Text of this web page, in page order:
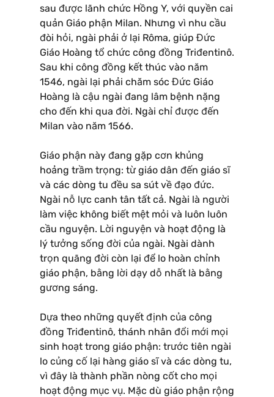
sau được lãnh chức Hồng Y, với quyền cai
quản Giáo phận Milan. Nhưng vì nhu cầu
đòi hỏi, ngài phải ở lại Rôma, giúp Đức
Giáo Hoàng tổ chức công đồng Triđentinô.
Sau khi công đồng kết thúc vào năm
1546, ngài lại phải chăm sóc Đức Giáo
Hoàng là cậu ngài đang lâm bệnh nặng
cho đến khi qua đời. Ngài chỉ được đến
Milan vào năm 1566.
Giáo phận này đang gặp cơn khủng
hoảng trầm trọng: từ giáo dân đến giáo sĩ
và các dòng tu đều sa sút về đạo đức.
Ngài nỗ lực canh tân tất cả. Ngài là người
làm việc không biết mệt mỏi và luôn luôn
cầu nguyện. Lời nguyện và hoạt động là
lý tưởng sống đời của ngài. Ngài dành
trọn quãng đời còn lại để lo hoàn chỉnh
giáo phận, bằng lời dạy dỗ nhất là bằng
gương sáng.
Dựa theo những quyết định của công
đồng Triđentinô, thánh nhân đổi mới mọi
sinh hoạt trong giáo phận: trước tiên ngài
lo củng cố lại hàng giáo sĩ và các dòng tu,
vì đây là thành phần nòng cốt cho mọi
hoạt động mục vụ. Mặc dù giáo phận rộng